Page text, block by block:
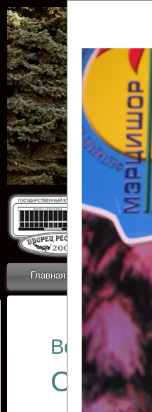
Главная Приветствие
Все
C